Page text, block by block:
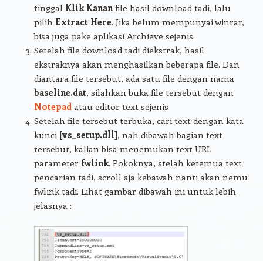
tinggal Klik Kananfile hasil download tadi, lalu
pilih Extract Here. Jika belum mempunyai winrar,
bisa juga pake aplikasi Archieve sejenis.
Setelah file download tadi diekstrak, hasil
ekstraknya akan menghasilkan beberapa file. Dan
diantara file tersebut, ada satu file dengan nama
baseline.dat, silahkan buka file tersebut dengan
Notepadatau editor text sejenis
Setelah file tersebut terbuka, cari text dengan kata
kunci [vs_setup.dll], nah dibawah bagian text
tersebut, kalian bisa menemukan text URL
parameter fwlink. Pokoknya, stelah ketemua text
pencarian tadi, scroll aja kebawah nanti akan nemu
fwlink tadi. Lihat gambar dibawah ini untuk lebih
jelasnya :